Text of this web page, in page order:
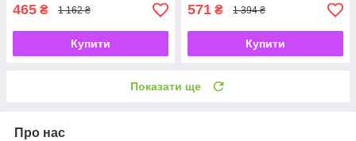
465 ₴ 1 162 ₴
Купити
571 ₴ 1 394 ₴
Купити
Показати ще
Про нас